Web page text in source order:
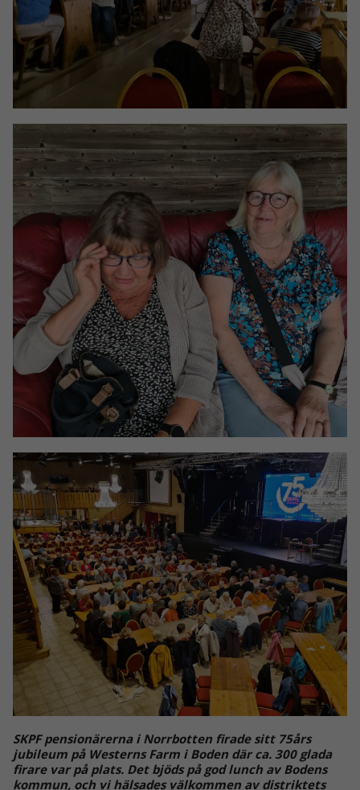
SKPF pensionärerna i Norrbotten firade sitt 75års
jubileum på Westerns Farm i Boden där ca. 300 glada
firare var på plats. Det bjöds på god lunch av Bodens
kommun, och vi hälsades välkommen av distriktets